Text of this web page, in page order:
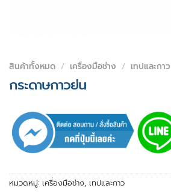
สินค้าทั้งหมด / เครื่องมือช่าง / เทปและกาว
กระดาษกาวย่น
หมวดหมู่: เครื่องมือช่าง, เทปและกาว